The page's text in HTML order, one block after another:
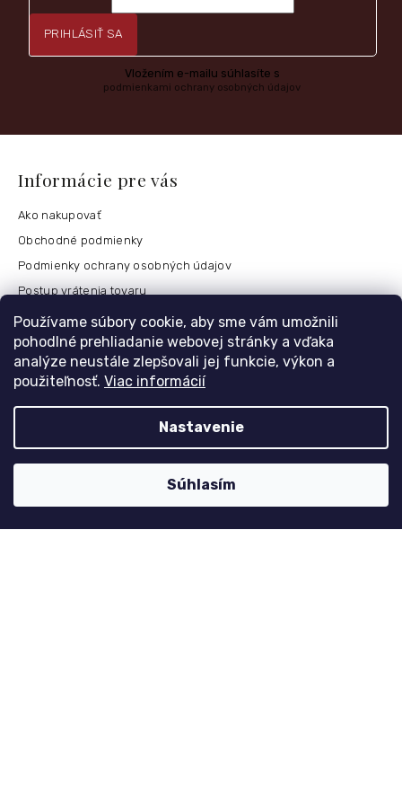
Používame súbory cookie, aby sme vám umožnili
pohodlné prehliadanie webovej stránky a vďaka
analýze neustále zlepšovali jej funkcie, výkon a
použiteľnosť. Viac informácií
Nastavenie
Súhlasím
PRIHLÁSIŤ SA
Vložením e-mailu súhlasíte s
podmienkami ochrany osobných údajov
Informácie pre vás
Ako nakupovať
Obchodné podmienky
Podmienky ochrany osobných údajov
Postup vrátenia tovaru
Česko
Môj účet
Přihlášení